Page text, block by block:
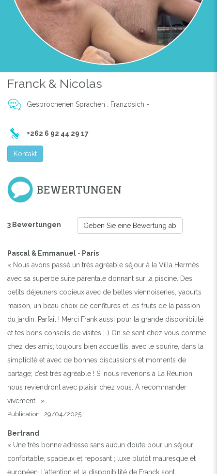
LA MAISON
Previous Next
Franck & Nicolas
Gesprochenen Sprachen : Französich -
+262 6 92 44 29 17
Kontakt
BEWERTUNGEN
3 Bewertungen Geben Sie eine Bewertung ab
Pascal & Emmanuel - Paris
« Nous avons passé un très agréable séjour à la Villa Hermès
avec sa superbe suite parentale donnant sur la piscine. Des
petits déjeuners copieux avec de belles viennoiseries, yaourts
maison, un beau choix de confitures et les fruits de la passion
du jardin. Parfait ! Merci Frank aussi pour ta grande disponibilité
et tes bons conseils de visites ;-) On se sent chez vous comme
chez des amis; toujours bien accueillis, avec le sourire, dans la
simplicité et avec de bonnes discussions et moments de
partage; c’est très agréable ! Si nous revenons à La Réunion;
nous reviendront avec plaisir chez vous. À recommander
vivement ! »
Publication : 29/04/2025
Bertrand
« Une très bonne adresse sans aucun doute pour un séjour
confortable, spacieux et reposant ; luxe plutôt mauresque et
européen. L’attention et la disponibilité de Franck sont